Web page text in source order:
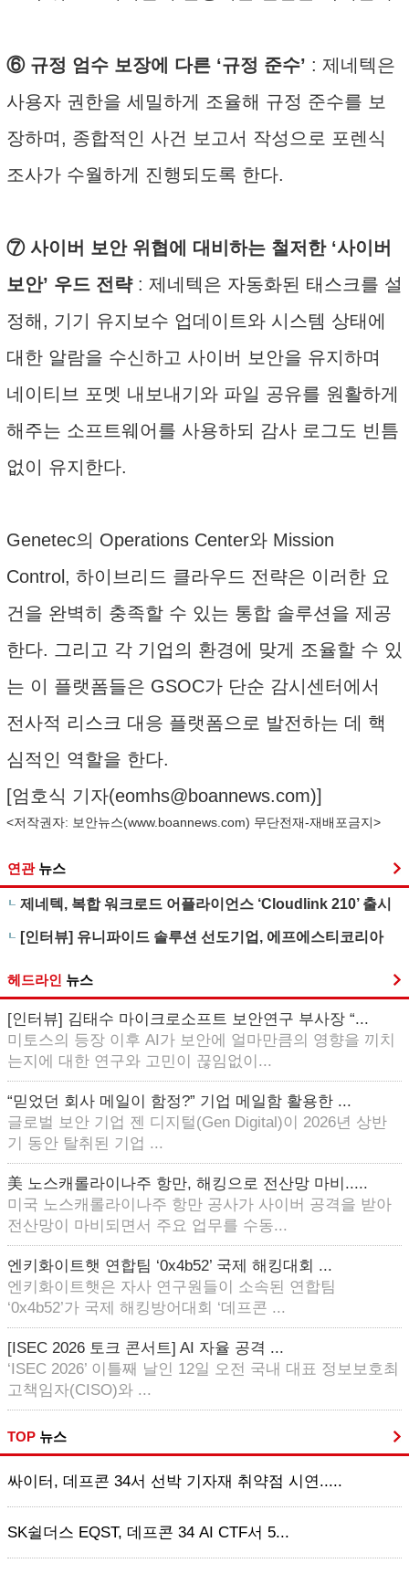
⑥ 규정 엄수 보장에 다른 ‘규정 준수’ : 제네텍은
사용자 권한을 세밀하게 조율해 규정 준수를 보
장하며, 종합적인 사건 보고서 작성으로 포렌식
조사가 수월하게 진행되도록 한다.
⑦ 사이버 보안 위협에 대비하는 철저한 ‘사이버
보안’ 우드 전략: 제네텍은 자동화된 태스크를 설
정해, 기기 유지보수 업데이트와 시스템 상태에
대한 알람을 수신하고 사이버 보안을 유지하며
네이티브 포멧 내보내기와 파일 공유를 원활하게
해주는 소프트웨어를 사용하되 감사 로그도 빈틈
없이 유지한다.
Genetec의 Operations Center와 Mission
Control, 하이브리드 클라우드 전략은 이러한 요
건을 완벽히 충족할 수 있는 통합 솔루션을 제공
한다. 그리고 각 기업의 환경에 맞게 조율할 수 있
는 이 플랫폼들은 GSOC가 단순 감시센터에서
전사적 리스크 대응 플랫폼으로 발전하는 데 핵
심적인 역할을 한다.
[엄호식 기자(eomhs@boannews.com)]
<저작권자: 보안뉴스(www.boannews.com) 무단전재-재배포금지>
연관 뉴스
제네텍, 복합 워크로드 어플라이언스 ‘Cloudlink 210’ 출시
[인터뷰] 유니파이드 솔루션 선도기업, 에프에스티코리아
헤드라인 뉴스
[인터뷰] 김태수 마이크로소프트 보안연구 부사장 “...
미토스의 등장 이후 AI가 보안에 얼마만큼의 영향을 끼치
는지에 대한 연구와 고민이 끊임없이...
“믿었던 회사 메일이 함정?” 기업 메일함 활용한 ...
글로벌 보안 기업 젠 디지털(Gen Digital)이 2026년 상반
기 동안 탈취된 기업 ...
美 노스캐롤라이나주 항만, 해킹으로 전산망 마비.....
미국 노스캐롤라이나주 항만 공사가 사이버 공격을 받아
전산망이 마비되면서 주요 업무를 수동...
엔키화이트햇 연합팀 ‘0x4b52’ 국제 해킹대회 ...
엔키화이트햇은 자사 연구원들이 소속된 연합팀
‘0x4b52’가 국제 해킹방어대회 ‘데프콘 ...
[ISEC 2026 토크 콘서트] AI 자율 공격 ...
‘ISEC 2026’ 이틀째 날인 12일 오전 국내 대표 정보보호최
고책임자(CISO)와 ...
TOP 뉴스
싸이터, 데프콘 34서 선박 기자재 취약점 시연.....
SK쉴더스 EQST, 데프콘 34 AI CTF서 5...